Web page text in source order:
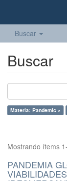
Buscar
Buscar
Materia: Pandemic ×
Mostrando ítems
PANDEMIA